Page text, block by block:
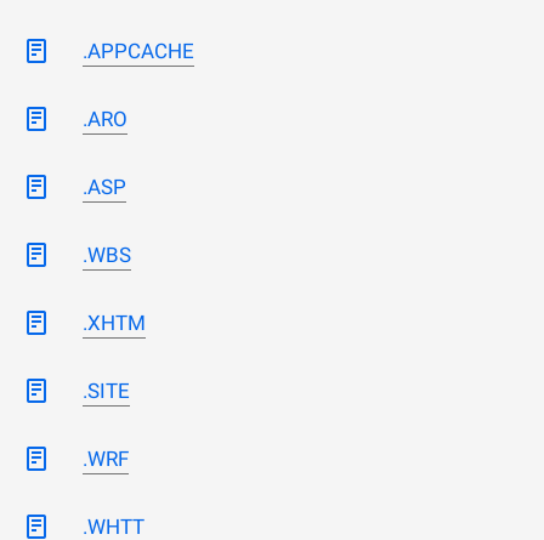
.APPCACHE
.ARO
.ASP
.WBS
.XHTM
.SITE
.WRF
.WHTT